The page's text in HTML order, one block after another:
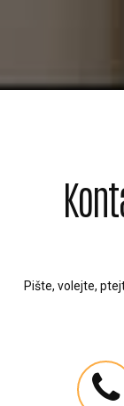
Pište, volejte,